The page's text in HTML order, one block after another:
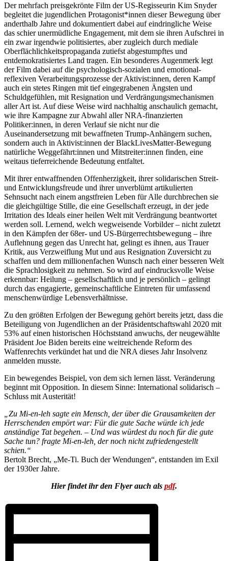
Der mehrfach preisgekrönte Film der US-Regisseurin Kim Snyder
begleitet die jugendlichen Protagonist*innen dieser Bewegung über
anderthalb Jahre und dokumentiert dabei auf eindringliche Weise
das schier unermüdliche Engagement, mit dem sie ihren Aufschrei in
ein zwar irgendwie politisiertes, aber zugleich durch mediale
Oberflächlichkeitspropaganda zutiefst abgestumpftes und
entdemokratisiertes Land tragen. Ein besonderes Augenmerk legt
der Film dabei auf die psychologisch-sozialen und emotional-
reflexiven Verarbeitungsprozesse der Aktivist:innen, deren Kampf
auch ein stetes Ringen mit tief eingegrabenen Ängsten und
Schuldgefühlen, mit Resignation und Verdrängungsmechanismen
aller Art ist. Auf diese Weise wird nachhaltig anschaulich gemacht,
wie ihre Kampagne zur Abwahl aller NRA-finanzierten
Politiker:innen, in deren Verlauf sie nicht nur die
Auseinandersetzung mit bewaffneten Trump-Anhängern suchen,
sondern auch in Aktivist:innen der BlackLivesMatter-Bewegung
natürliche Weggefährt:innen und Mitstreiter:innen finden, eine
weitaus tieferreichende Bedeutung entfaltet.
Mit ihrer entwaffnenden Offenherzigkeit, ihrer solidarischen Streit-
und Entwicklungsfreude und ihrer unverblümt artikulierten
Sehnsucht nach einem angstfreien Leben für Alle durchbrechen sie
die gleichgültige Stille, die eine Gesellschaft erzeugt, in der jede
Irritation des Ideals einer heilen Welt mit Verdrängung beantwortet
werden soll. Lernend, welch wegweisende Vorbilder – nicht zuletzt
in den Kämpfen der 68er- und US-Bürgerrechtsbewegung – ihre
Auflehnung gegen das Unrecht hat, gelingt es ihnen, aus Trauer
Kritik, aus Verzweiflung Mut und aus Resignation Zuversicht zu
schaffen und dem millionenfachen Wunsch nach einer besseren Welt
die Sprachlosigkeit zu nehmen. So wird auf eindrucksvolle Weise
erkennbar: Heilung – gesellschaftlich und je persönlich – gelingt
durch das engagierte, gemeinschaftliche Eintreten für umfassend
menschenwürdige Lebensverhältnisse.
Zu den größten Erfolgen der Bewegung gehört bereits jetzt, dass die
Beteiligung von Jugendlichen an der Präsidentschaftswahl 2020 mit
53% auf einen historischen Höchststand anwuchs, der neugewählte
Präsident Joe Biden bereits eine weitreichende Reform des
Waffenrechts verkündet hat und die NRA dieses Jahr Insolvenz
anmelden musste.
Ein bewegendes Beispiel, von dem sich lernen lässt. Veränderung
beginnt mit Opposition. In diesem Sinne: International solidarisch –
Schluss mit Austerität!
„Zu Mi-en-leh sagte ein Mensch, der über die Grausamkeiten der
Herrschenden empört war: Für die gute Sache würde ich jede
anständige Tat begehen. – Und was würdest du noch für die gute
Sache tun? fragte Mi-en-leh, der noch nicht zufriedengestellt
schien.“
Bertolt Brecht, „Me-Ti. Buch der Wendungen“, entstanden im Exil
der 1930er Jahre.
Hier findet ihr den Flyer auch als pdf.